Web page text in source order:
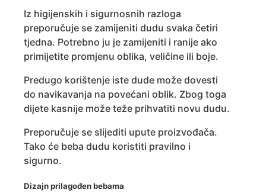
Iz higijenskih i sigurnosnih razloga
preporučuje se zamijeniti dudu svaka četiri
tjedna. Potrebno ju je zamijeniti i ranije ako
primijetite promjenu oblika, veličine ili boje.
Predugo korištenje iste dude može dovesti
do navikavanja na povećani oblik. Zbog toga
dijete kasnije može teže prihvatiti novu dudu.
Preporučuje se slijediti upute proizvođača.
Tako će beba dudu koristiti pravilno i
sigurno.
Dizajn prilagođen bebama